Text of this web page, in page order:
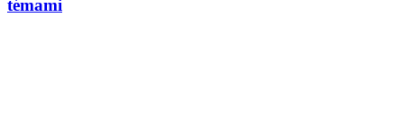
témami